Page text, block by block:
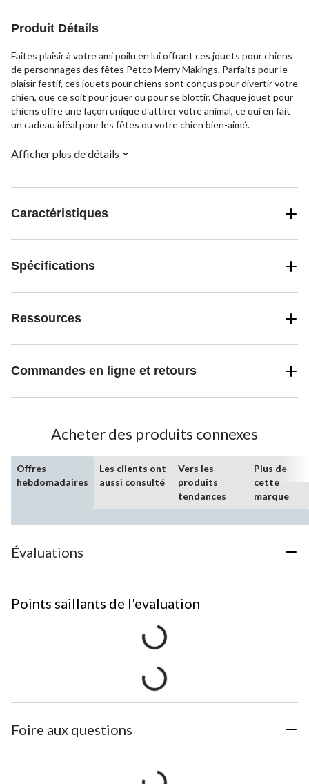
Produit Détails
Faites plaisir à votre ami poilu en lui offrant ces jouets pour chiens
de personnages des fêtes Petco Merry Makings. Parfaits pour le
plaisir festif, ces jouets pour chiens sont conçus pour divertir votre
chien, que ce soit pour jouer ou pour se blottir. Chaque jouet pour
chiens offre une façon unique d'attirer votre animal, ce qui en fait
un cadeau idéal pour les fêtes ou votre chien bien-aimé.
Afficher plus de détails
Caractéristiques
Spécifications
Ressources
Commandes en ligne et retours
Acheter des produits connexes
Offres
hebdomadaires
Les clients ont
aussi consulté
Vers les
produits
tendances
Plus de
cette
marque
Évaluations
Points saillants de l'evaluation
Foire aux questions